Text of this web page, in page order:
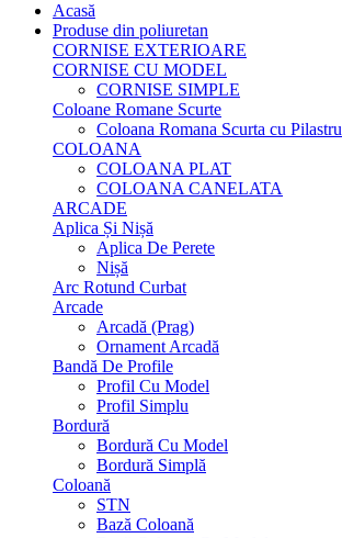
Acasă
Produse din poliuretan
CORNISE EXTERIOARE
CORNISE CU MODEL
CORNISE SIMPLE
Coloane Romane Scurte
Coloana Romana Scurta cu Pilastru
COLOANA
COLOANA PLAT
COLOANA CANELATA
ARCADE
Aplica Și Nișă
Aplica De Perete
Nișă
Arc Rotund Curbat
Arcade
Arcadă (Prag)
Ornament Arcadă
Bandă De Profile
Profil Cu Model
Profil Simplu
Bordură
Bordură Cu Model
Bordură Simplă
Coloană
STN
Bază Coloană